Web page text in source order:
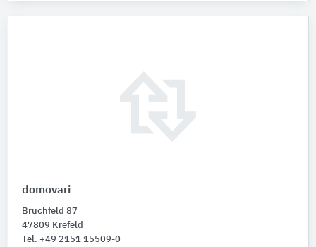
domovari
Bruchfeld 87
47809 Krefeld
Tel. +49 2151 15509-0